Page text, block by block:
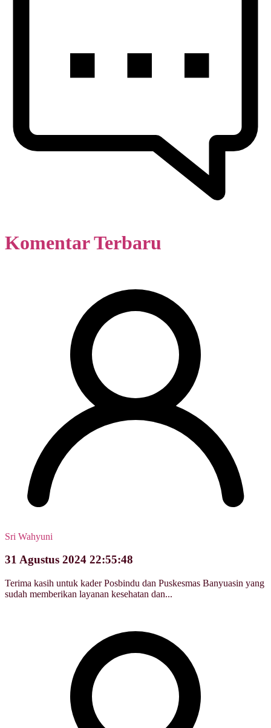
Komentar Terbaru
Sri Wahyuni
31 Agustus 2024 22:55:48
Terima kasih untuk kader Posbindu dan Puskesmas Banyuasin yang
sudah memberikan layanan kesehatan dan...